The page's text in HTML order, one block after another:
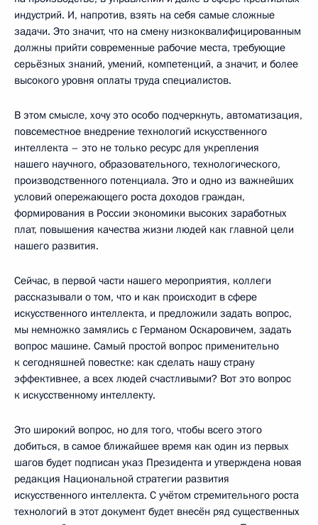
индустрий. И, напротив, взять на себя самые сложные
задачи. Это значит, что на смену низкоквалифицированным
должны прийти современные рабочие места, требующие
серьёзных знаний, умений, компетенций, а значит, и более
высокого уровня оплаты труда специалистов.
В этом смысле, хочу это особо подчеркнуть, автоматизация,
повсеместное внедрение технологий искусственного
интеллекта – это не только ресурс для укрепления
нашего научного, образовательного, технологического,
производственного потенциала. Это и одно из важнейших
условий опережающего роста доходов граждан,
формирования в России экономики высоких заработных
плат, повышения качества жизни людей как главной цели
нашего развития.
Сейчас, в первой части нашего мероприятия, коллеги
рассказывали о том, что и как происходит в сфере
искусственного интеллекта, и предложили задать вопрос,
мы немножко замялись с Германом Оскаровичем, задать
вопрос машине. Самый простой вопрос применительно
к сегодняшней повестке: как сделать нашу страну
эффективнее, а всех людей счастливыми? Вот это вопрос
к искусственному интеллекту.
Это широкий вопрос, но для того, чтобы всего этого
добиться, в самое ближайшее время как один из первых
шагов будет подписан указ Президента и утверждена новая
редакция Национальной стратегии развития
искусственного интеллекта. С учётом стремительного роста
технологий в этот документ будет внесён ряд существенных